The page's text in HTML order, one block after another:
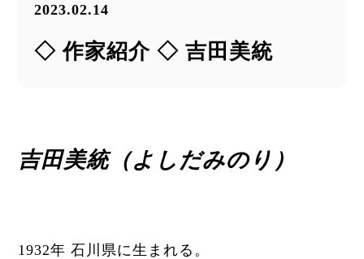
2023.02.14
◇ 作家紹介 ◇ 吉田美統
吉田美統（よしだみのり）
1932年 石川県に生まれる。